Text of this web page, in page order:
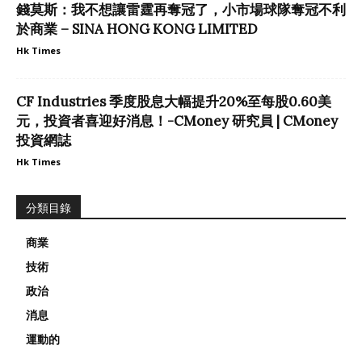
錢莫斯：我不想讓雷霆再奪冠了，小市場球隊奪冠不利
於商業 – SINA HONG KONG LIMITED
Hk Times
CF Industries 季度股息大幅提升20%至每股0.60美
元，投資者喜迎好消息！-CMoney 研究員 | CMoney
投資網誌
Hk Times
分類目錄
商業
技術
政治
消息
運動的